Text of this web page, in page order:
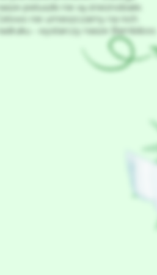
nasze pieluszki nie są śnieżnobiałe.
Celowo nie umieszczamy na nich
nadruku ‑ wystarczy nasze Bambiboo.